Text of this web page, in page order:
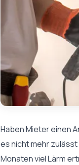
Haben Mieter einen
es nicht mehr
Monaten viel Lärm